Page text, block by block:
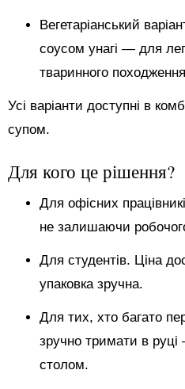
Вегетаріанський
соусом унагі — для
тваринного
Усі варіанти доступні в
супом.
Для кого це рішення?
Для офісних
не залишаючи
Для студентів. Ціна
упаковка зручна.
Для тих, хто багато
зручно тримати в руці
столом.